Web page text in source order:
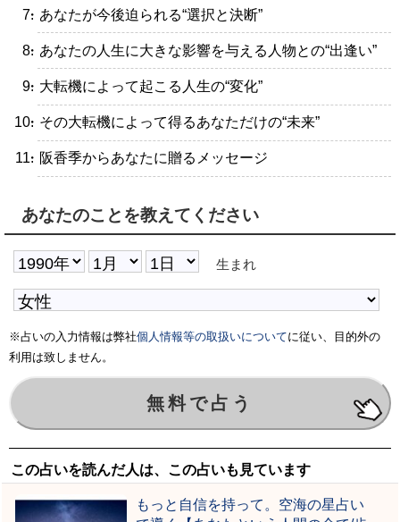
・あなたが今後迫られる“選択と決断”
・あなたの人生に大きな影響を与える人物との“出逢い”
・大転機によって起こる人生の“変化”
・その大転機によって得るあなただけの“未来”
・阪香季からあなたに贈るメッセージ
あなたのことを教えてください
生まれ
※占いの入力情報は弊社個人情報等の取扱いについてに従い、目的外の
利用は致しません。
この占いを読んだ人は、この占いも見ています
もっと自信を持って。空海の星占い